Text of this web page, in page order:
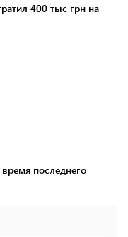
400 тыс грн на
время последнего